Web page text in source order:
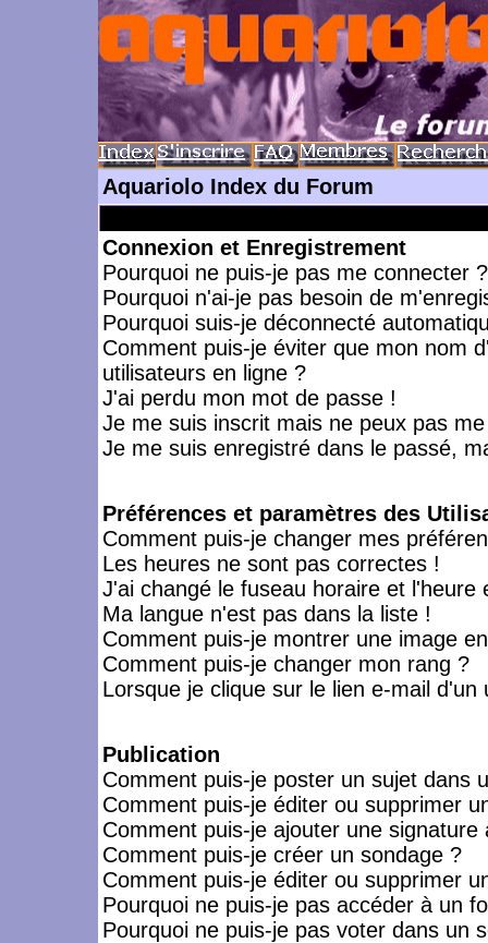
Aquariolo Index du Forum
Connexion et Enregistrement
Pourquoi ne puis-je pas me connecter ?
Pourquoi n'ai-je pas besoin de
Pourquoi suis-je déconnecté
Comment puis-je éviter que mon nom
utilisateurs en ligne ?
J'ai perdu mon mot de passe !
Je me suis inscrit mais ne peux pas
Je me suis enregistré dans le passé,
Préférences et paramètres des
Comment puis-je changer mes
Les heures ne sont pas correctes !
J'ai changé le fuseau horaire et l'heure
Ma langue n'est pas dans la liste !
Comment puis-je montrer une image
Comment puis-je changer mon rang ?
Lorsque je clique sur le lien e-mail
Publication
Comment puis-je poster un sujet dans
Comment puis-je éditer ou supprimer
Comment puis-je ajouter une signature
Comment puis-je créer un sondage ?
Comment puis-je éditer ou supprimer
Pourquoi ne puis-je pas accéder à un
Pourquoi ne puis-je pas voter dans un